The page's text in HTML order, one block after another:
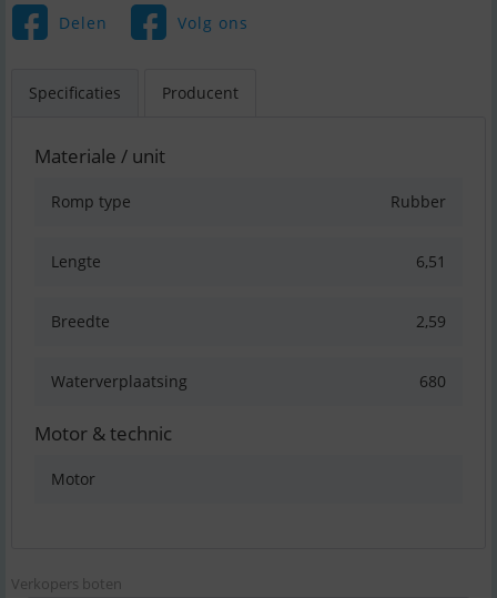
Delen Volg ons
Specificaties Producent
Materiale / unit
Romp type Rubber
Lengte 6,51
Breedte 2,59
Waterverplaatsing 680
Motor & technic
Motor
Verkopers boten